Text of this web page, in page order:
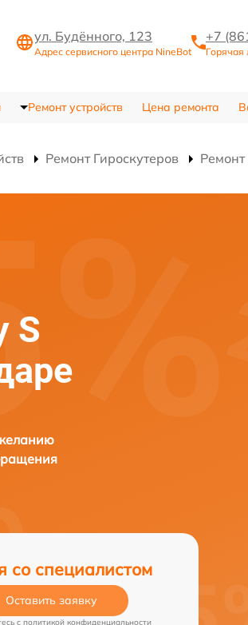
ул. Будённого, 123
Адрес сервисного центра NineBot
+7
Горячая
Ремонт устройств Цена ремонта
Ремонт Гироскутеров
S
со специалистом
Оставить заявку
c политикой конфиденциальности